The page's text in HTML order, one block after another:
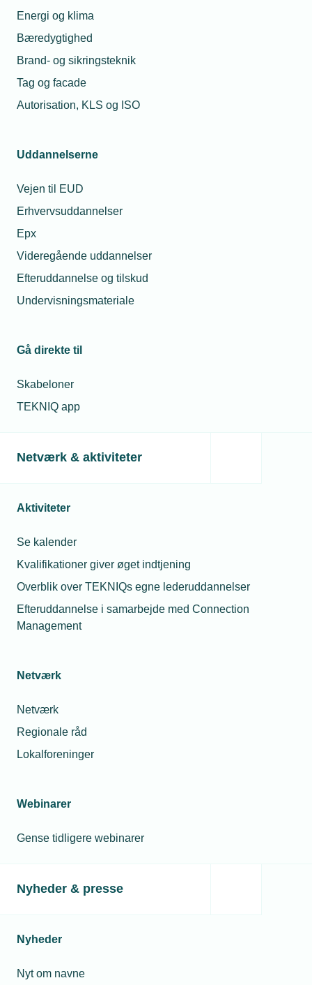
Energi og klima
Bæredygtighed
Brand- og sikringsteknik
Tag og facade
Autorisation, KLS og ISO
Uddannelserne
Vejen til EUD
Erhvervsuddannelser
Epx
Videregående uddannelser
Efteruddannelse og tilskud
Undervisningsmateriale
Gå direkte til
Skabeloner
TEKNIQ app
Netværk & aktiviteter
Aktiviteter
Se kalender
Kvalifikationer giver øget indtjening
Overblik over TEKNIQs egne lederuddannelser
Efteruddannelse i samarbejde med Connection
Management
Netværk
Netværk
Regionale råd
Lokalforeninger
Webinarer
Gense tidligere webinarer
Nyheder & presse
Nyheder
Nyt om navne
Pris
Medlemspris
0
Ikke
medlem
Ikke
tilgængelig
er afholdt